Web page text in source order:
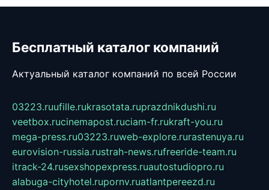
Бесплатный каталог компаний
Актуальный каталог компаний по всей России
03223.ruufille.rukrasotata.ruprazdnikdushi.ru
veetbox.rucinemapost.ruciam-fr.rukraft-you.ru
mega-press.ru03223.ruweb-explore.rurastenuya.ru
eurovision-russia.rustrah-news.rufreeride-team.ru
itrack-24.rusexshopexpress.ruautostudiopro.ru
alabuga-cityhotel.rupornv.ruatlantpereezd.ru